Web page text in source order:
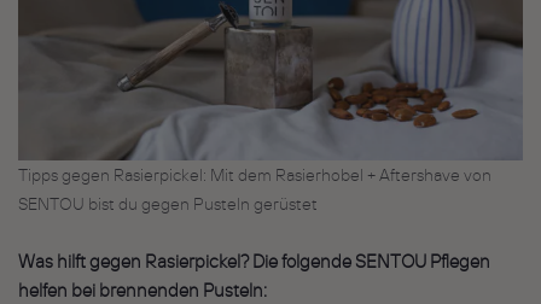
Tipps gegen Rasierpickel: Mit dem Rasierhobel + Aftershave von
SENTOU bist du gegen Pusteln gerüstet
Was hilft gegen Rasierpickel? Die folgende SENTOU Pflegen
helfen bei brennenden Pusteln: